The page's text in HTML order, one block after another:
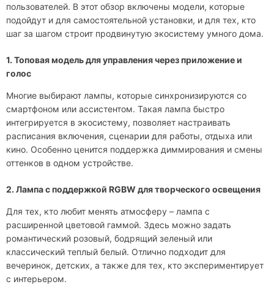
пользователей. В этот обзор включены модели, которые
подойдут и для самостоятельной установки, и для тех, кто
шаг за шагом строит продвинутую экосистему умного дома.
1. Топовая модель для управления через приложение и
голос
Многие выбирают лампы, которые синхронизируются со
смартфоном или ассистентом. Такая лампа быстро
интегрируется в экосистему, позволяет настраивать
расписания включения, сценарии для работы, отдыха или
кино. Особенно ценится поддержка диммирования и смены
оттенков в одном устройстве.
2. Лампа с поддержкой RGBW для творческого освещения
Для тех, кто любит менять атмосферу – лампа с
расширенной цветовой гаммой. Здесь можно задать
романтический розовый, бодрящий зеленый или
классический теплый белый. Отлично подходит для
вечеринок, детских, а также для тех, кто экспериментирует
с интерьером.